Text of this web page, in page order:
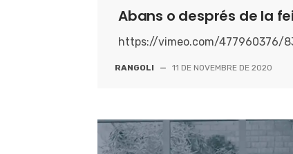
Abans o després de la
https://vimeo.com/477960376/
RANGOLI — 11 DE NOVEMBRE DE 2020